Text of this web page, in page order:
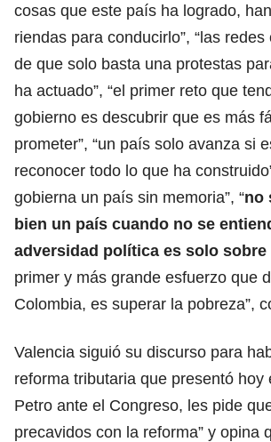
cosas que este país ha logrado,
riendas para conducirlo”, “las
de que solo basta una protestas
ha actuado”, “el primer reto que
gobierno es descubrir que es más
prometer”, “un país solo avanza si
reconocer todo lo que ha
gobierna un país sin memoria”, “no
bien un país cuando no se
adversidad política es solo sobre
primer y más grande esfuerzo que
Colombia, es superar la pobreza”,
Valencia siguió su discurso para
reforma tributaria que presentó hoy
Petro ante el Congreso, les pide
precavidos con la reforma” y opina